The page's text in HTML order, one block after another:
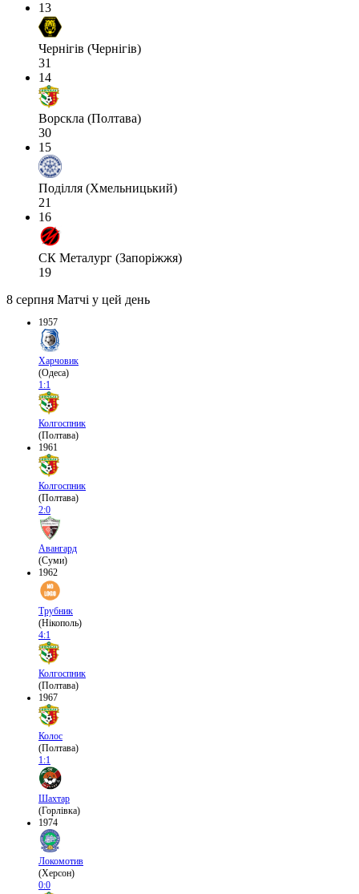
13
Чернігів (Чернігів)
31
14
Ворскла (Полтава)
30
15
Поділля (Хмельницький)
21
16
СК Металург (Запоріжжя)
19
8 серпня Матчі у цей день
1957
Харчовик
(Одеса)
1:1
Колгоспник
(Полтава)
1961
Колгоспник
(Полтава)
2:0
Авангард
(Суми)
1962
Трубник
(Нікополь)
4:1
Колгоспник
(Полтава)
1967
Колос
(Полтава)
1:1
Шахтар
(Горлівка)
1974
Локомотив
(Херсон)
0:0